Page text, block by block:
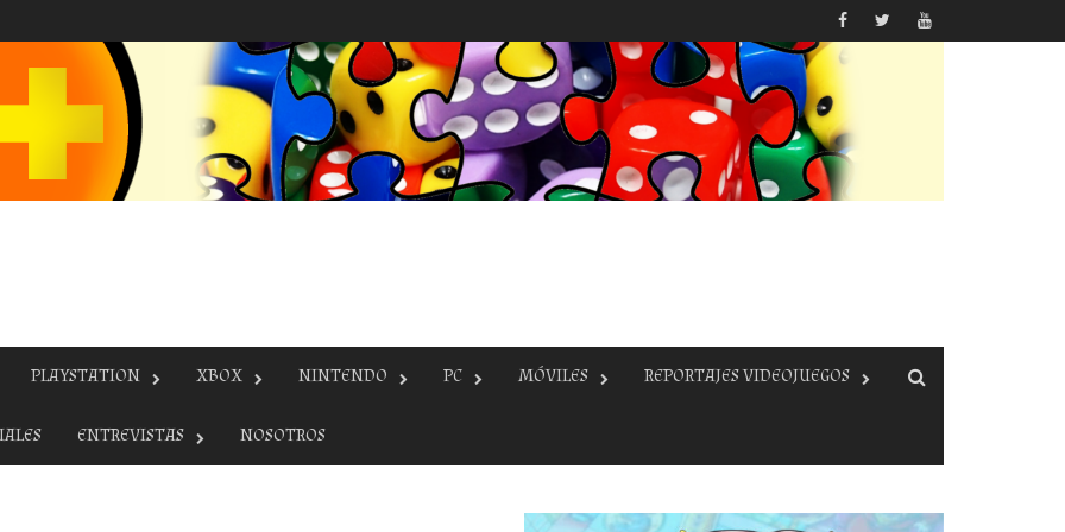
PLAYSTATION XBOX NINTENDO PC MÓVILES REPORTAJES VIDEOJUEGOS
ENTREVISTAS NOSOTROS